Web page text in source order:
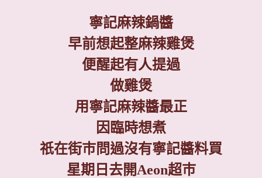
寧記麻辣鍋醬
早前想起整麻辣雞煲
便醒起有人提過
做雞煲
用寧記麻辣醬最正
因臨時想煮
祇在街巿問過沒有寧記醬料買
星期日去開Aeon超巿